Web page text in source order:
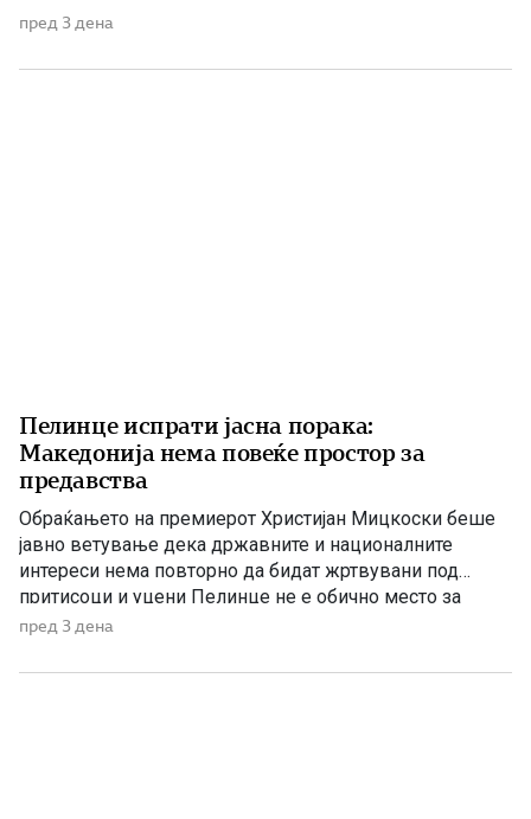
Македонија. Годините на Асос беа важни за развојот на
најславниот […]
пред 3 дена
Пелинце испрати јасна порака:
Македонија нема повеќе простор за
предавства
Обраќањето на премиерот Христијан Мицкоски беше
јавно ветување дека државните и националните
интереси нема повторно да бидат жртвувани под
притисоци и уцени Пелинце не е обично место за
политички говори. Таму секој збор има поголема
државотворната мисла на македонскиот народ. Затоа
пред 3 дена